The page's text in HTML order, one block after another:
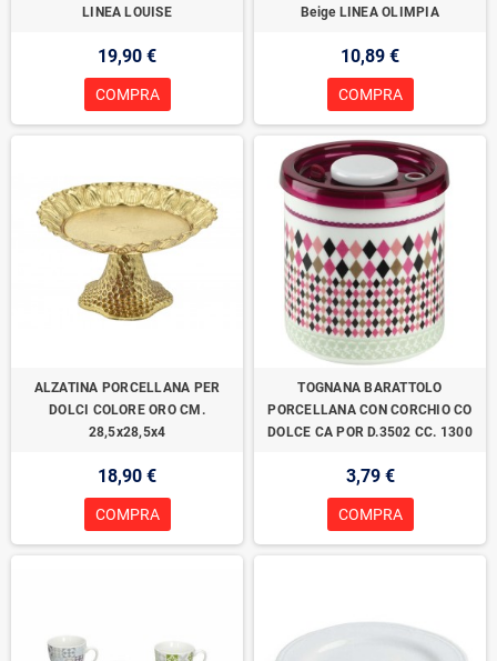
LINEA LOUISE
19,90 €
COMPRA
Beige LINEA OLIMPIA
10,89 €
COMPRA
ALZATINA PORCELLANA PER
DOLCI COLORE ORO CM.
28,5x28,5x4
18,90 €
COMPRA
TOGNANA BARATTOLO
PORCELLANA CON CORCHIO CO
DOLCE CA POR D.3502 CC. 1300
3,79 €
COMPRA